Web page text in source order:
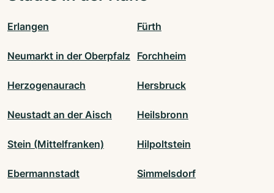
Erlangen Fürth
Neumarkt in der Oberpfalz Forchheim
Herzogenaurach Hersbruck
Neustadt an der Aisch Heilsbronn
Stein (Mittelfranken) Hilpoltstein
Ebermannstadt Simmelsdorf